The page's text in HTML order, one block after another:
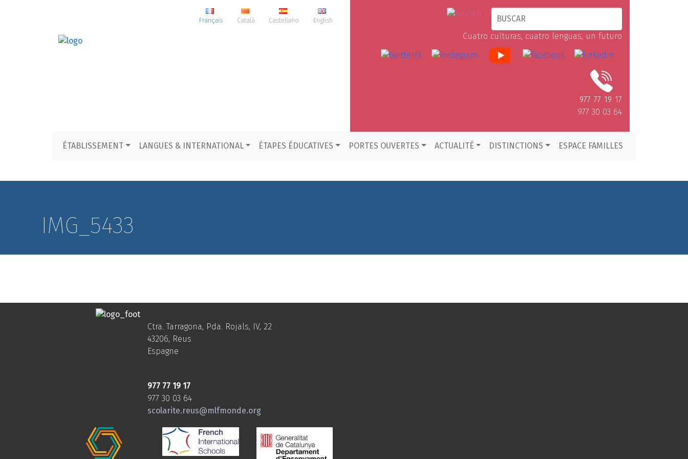
Français Català Castellano English
Cuatro culturas, cuatro lenguas, un futuro
977 77 19 17
977 30 03 64
ÉTABLISSEMENT LANGUES & INTERNATIONAL ÉTAPES ÉDUCATIVES PORTES OUVERTES ACTUALITÉ DISTINCTIONS ESPACE FAMILLES
IMG_5433
Ctra. Tarragona, Pda. Rojals, IV, 22
43206, Reus
Espagne
977 77 19 17
977 30 03 64
scolarite.reus@mlfmonde.org